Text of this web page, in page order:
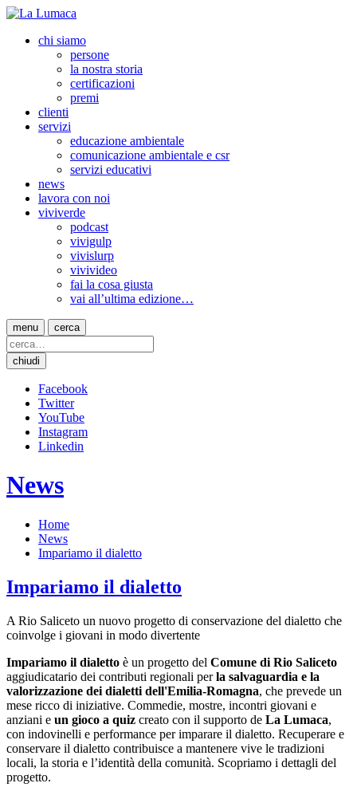
chi siamo
persone
la nostra storia
certificazioni
premi
clienti
servizi
educazione ambientale
comunicazione ambientale e csr
servizi educativi
news
lavora con noi
viviverde
podcast
vivigulp
vivislurp
vivivideo
fai la cosa giusta
vai all’ultima edizione…
menu cerca
chiudi
Facebook
Twitter
YouTube
Instagram
Linkedin
News
Home
News
Impariamo il dialetto
Impariamo il dialetto
A Rio Saliceto un nuovo progetto di conservazione del dialetto che
coinvolge i giovani in modo divertente
Impariamo il dialetto è un progetto del Comune di Rio Saliceto
aggiudicatario dei contributi regionali perla salvaguardia e la
valorizzazione dei dialetti dell'Emilia-Romagna, che prevede un
mese ricco di iniziative. Commedie, mostre, incontri giovani e
anziani e un gioco a quiz creato con il supporto de La Lumaca,
con indovinelli e performance per imparare il dialetto. Recuperare e
conservare il dialetto contribuisce a mantenere vive le tradizioni
locali, la storia e l’identità della comunità. Scopriamo i dettagli del
progetto.